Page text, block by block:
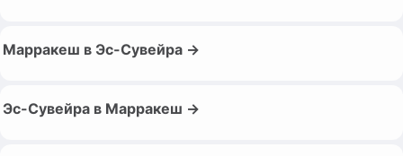
Марракеш в Эс-Сувейра →
Эс-Сувейра в Марракеш →